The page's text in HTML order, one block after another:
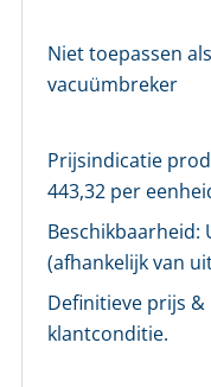
Niet toepassen
vacuümbreker
Prijsindicatie
443,32 per
Beschikbaarheid:
(afhankelijk van
Definitieve prijs
klantconditie.